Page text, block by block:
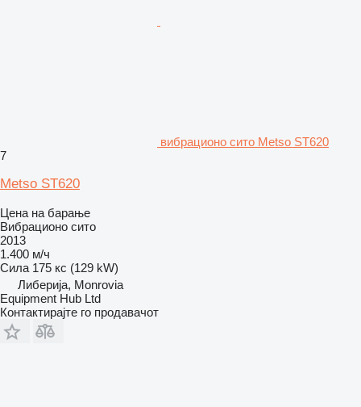
вибрационо сито Metso ST620
7
Metso ST620
Цена на барање
Вибрационо сито
2013
1.400 м/ч
Сила 175 кс (129 kW)
Либерија, Monrovia
Equipment Hub Ltd
Контактирајте го продавачот